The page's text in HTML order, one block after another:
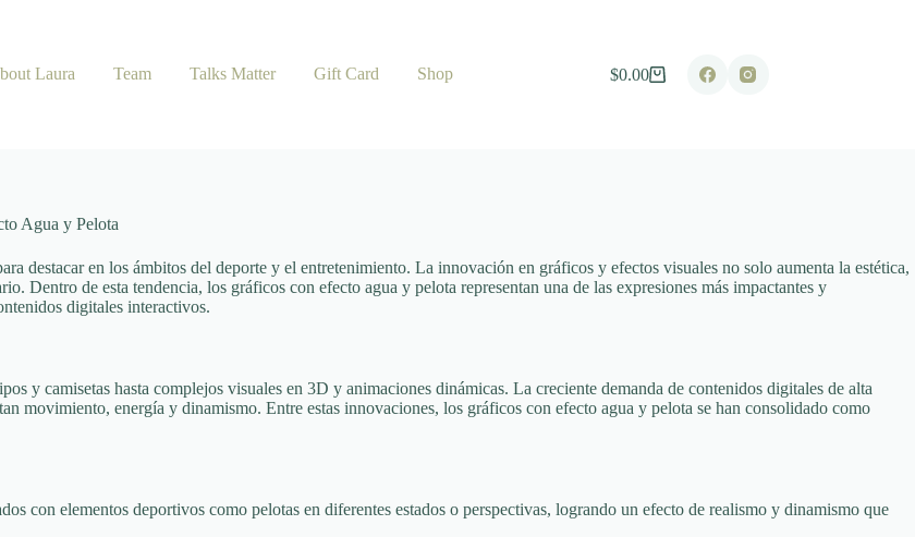
Laura Team Talks Matter Gift Card Shop
Shopping
$0.00
Agua y Pelota
destacar en los ámbitos del deporte y el entretenimiento. La innovación en gráficos y efectos visuales no solo aumenta la estética,
Dentro de esta tendencia, los gráficos con efecto agua y pelota representan una de las expresiones más impactantes y
digitales interactivos.
y camisetas hasta complejos visuales en 3D y animaciones dinámicas. La creciente demanda de contenidos digitales de alta
movimiento, energía y dinamismo. Entre estas innovaciones, los gráficos con efecto agua y pelota se han consolidado como
con elementos deportivos como pelotas en diferentes estados o perspectivas, logrando un efecto de realismo y dinamismo que